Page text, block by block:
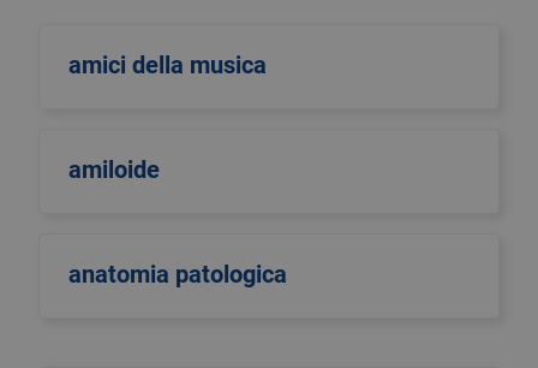
amici della musica
amiloide
anatomia patologica